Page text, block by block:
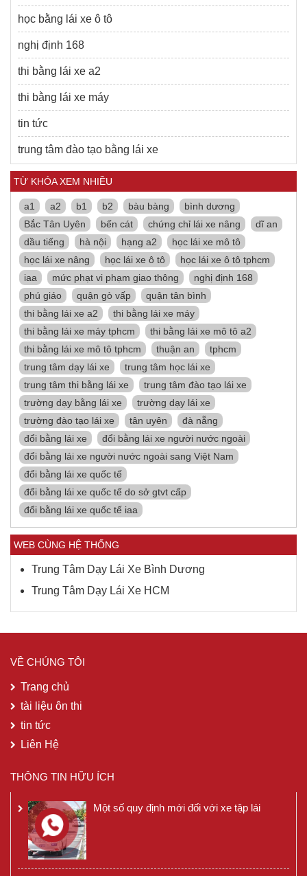
học bằng lái xe ô tô
nghị định 168
thi bằng lái xe a2
thi bằng lái xe máy
tin tức
trung tâm đào tạo bằng lái xe
TỪ KHÓA XEM NHIỀU
a1 a2 b1 b2 bàu bàng
bình dương
Bắc Tân Uyên
bến cát chứng chỉ lái xe nâng
dĩ an
dầu tiếng
hà nội hạng a2
học lái xe mô tô
học lái xe nâng
học lái xe ô tô
học lái xe ô tô tphcm
iaa
mức phạt vi phạm giao thông
nghị định 168
phú giáo
quận gò vấp
quận tân bình
thi bằng lái xe a2
thi bằng lái xe máy
thi bằng lái xe máy tphcm
thi bằng lái xe mô tô a2
thi bằng lái xe mô tô tphcm
thuận an
tphcm
trung tâm dạy lái xe
trung tâm học lái xe
trung tâm thi bằng lái xe
trung tâm đào tạo lái xe
trường dạy bằng lái xe
trường dạy lái xe
trường đào tạo lái xe
tân uyên
đà nẵng
đổi bằng lái xe
đổi bằng lái xe người nước ngoài
đổi bằng lái xe người nước ngoài sang Việt Nam
đổi bằng lái xe quốc tế
đổi bằng lái xe quốc tế do sở gtvt cấp
đổi bằng lái xe quốc tế iaa
WEB CÙNG HỆ THỐNG
Trung Tâm Dạy Lái Xe Bình Dương
Trung Tâm Dạy Lái Xe HCM
VỀ CHÚNG TÔI
Trang chủ
tài liệu ôn thi
tin tức
Liên Hệ
THÔNG TIN HỮU ÍCH
Một số quy định mới đối với xe tập lái